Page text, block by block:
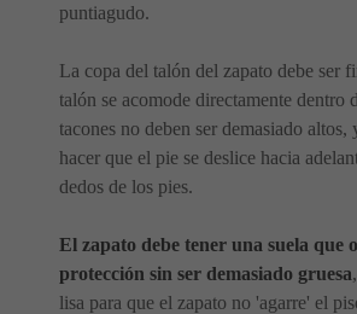
puntiagudo.
La copa del talón del zapato debe ser
talón se acomode directamente dentro
tacones no deben ser demasiado altos,
hacer que el pie se deslice hacia
dedos de los pies.
El zapato debe tener una suela que
protección sin ser demasiado gruesa
lisa para que el zapato no 'agarre' el